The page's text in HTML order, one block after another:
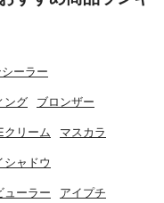
シーラー
ング ブロンザー
クリーム マスカラ
シャドウ
ューラー アイプチ